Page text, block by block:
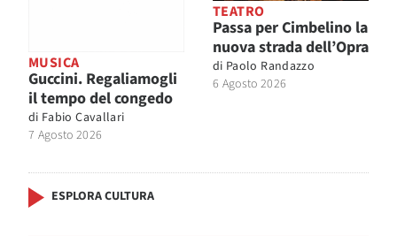
MUSICA
Guccini. Regaliamogli
il tempo del congedo
di Fabio Cavallari
7 Agosto 2026
TEATRO
Passa per Cimbelino la
nuova strada dell’Opra
di Paolo Randazzo
6 Agosto 2026
ESPLORA CULTURA